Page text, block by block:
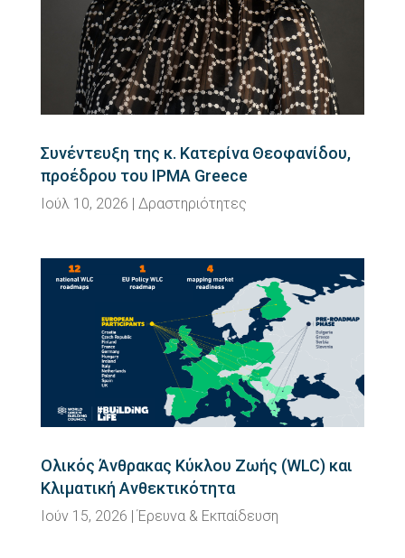
Συνέντευξη της κ. Κατερίνα Θεοφανίδου,
προέδρου του IPMA Greece
Ιούλ 10, 2026 Δραστηριότητες
Ολικός Άνθρακας Κύκλου Ζωής (WLC) και
Κλιματική Ανθεκτικότητα
Ιούν 15, 2026 |Έρευνα & Εκπαίδευση